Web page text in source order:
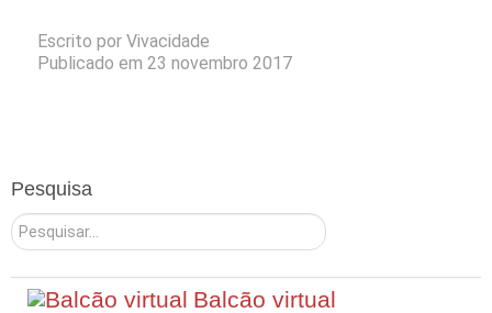
Pesquisa
Pesquisar
Balcão virtual
Escrito por Vivacidade
Publicado em 23 novembro 2017